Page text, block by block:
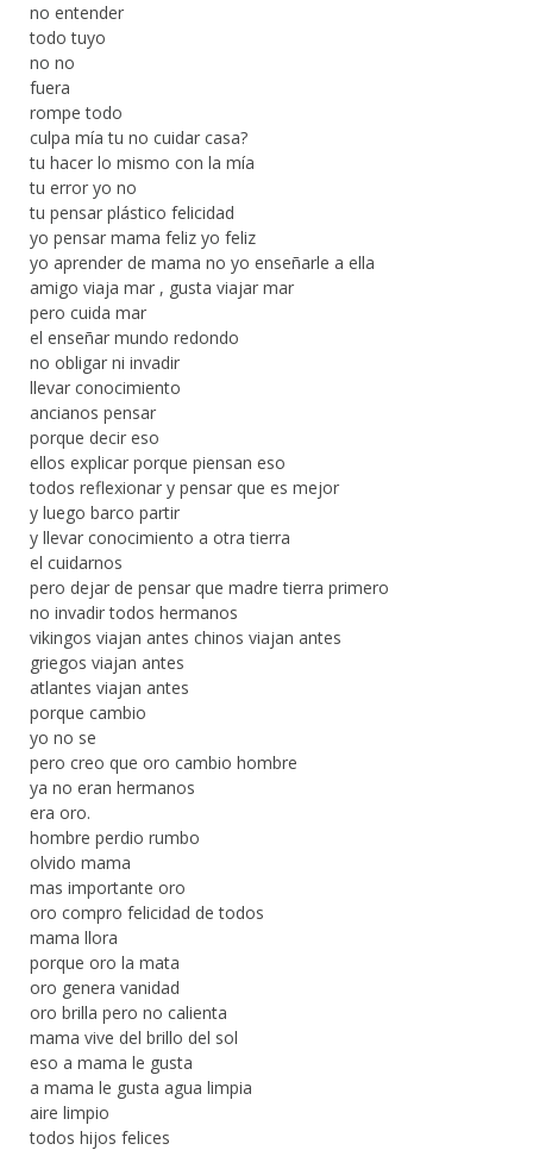
no entender
todo tuyo
no no
fuera
rompe todo
culpa mía tu no cuidar casa?
tu hacer lo mismo con la mía
tu error yo no
tu pensar plástico felicidad
yo pensar mama feliz yo feliz
yo aprender de mama no yo enseñarle a ella
amigo viaja mar , gusta viajar mar
pero cuida mar
el enseñar mundo redondo
no obligar ni invadir
llevar conocimiento
ancianos pensar
porque decir eso
ellos explicar porque piensan eso
todos reflexionar y pensar que es mejor
y luego barco partir
y llevar conocimiento a otra tierra
el cuidarnos
pero dejar de pensar que madre tierra primero
no invadir todos hermanos
vikingos viajan antes chinos viajan antes
griegos viajan antes
atlantes viajan antes
porque cambio
yo no se
pero creo que oro cambio hombre
ya no eran hermanos
era oro.
hombre perdio rumbo
olvido mama
mas importante oro
oro compro felicidad de todos
mama llora
porque oro la mata
oro genera vanidad
oro brilla pero no calienta
mama vive del brillo del sol
eso a mama le gusta
a mama le gusta agua limpia
aire limpio
todos hijos felices